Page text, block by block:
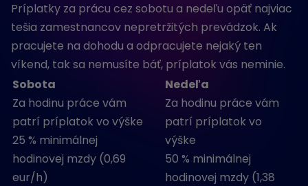
Príplatky za prácu cez sobotu a nedeľu opäť najviac
tešia zamestnancov nepretržitých prevádzok. Ak
pracujete na dohodu a odpracujete nejaký ten
víkend, tak sa nemusíte báť, príplatok vás neminie.
Sobota
Za hodinu práce vám
patrí príplatok vo výške
25 % minimálnej
hodinovej mzdy (0,69
eur/h)
Nedeľa
Za hodinu práce vám
patrí príplatok vo
výške
50 % minimálnej
hodinovej mzdy (1,38